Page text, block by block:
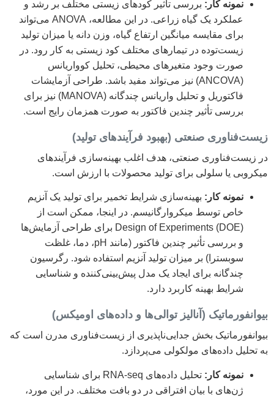
نمونه کار: بررسی تأثیر کودهای زیستی مختلف بر رشد و
عملکرد یک گیاه زراعی. در این مطالعه، ANOVA می‌تواند
برای مقایسه میانگین ارتفاع گیاه، وزن دانه یا میزان تولید
زیست‌توده در تیمارهای مختلف کود زیستی به کار رود. در
صورت وجود متغیرهای محیطی، تحلیل کوواریانس
(ANCOVA) نیز می‌تواند مفید باشد. طراحی آزمایشات
فاکتوریل و تحلیل واریانس چندگانه (MANOVA) نیز برای
بررسی تأثیر چندین فاکتور به صورت همزمان رایج است.
زیست‌فناوری صنعتی (بهبود فرآیندهای تولید)
در زیست‌فناوری صنعتی، هدف اغلب بهینه‌سازی فرآیندهای
میکروبی یا سلولی برای تولید محصولات با ارزش است.
نمونه کار: بهینه‌سازی شرایط تخمیر برای تولید یک آنزیم
خاص توسط میکروارگانیسم. در اینجا، ممکن است از
Design of Experiments (DOE) برای طراحی آزمایش‌ها
و بررسی تأثیر چندین فاکتور (مانند pH، دما، غلظت
سوبسترا) بر میزان تولید آنزیم استفاده شود. رگرسیون
چندگانه برای ایجاد یک مدل پیش‌بینی‌کننده و شناسایی
شرایط بهینه کاربرد دارد.
بیوانفورماتیک (آنالیز توالی‌ها و داده‌های اومیکس)
بیوانفورماتیک بخش جدایی‌ناپذیری از زیست‌فناوری مدرن است که
به تحلیل داده‌های مولکولی می‌پردازد.
نمونه کار:
تحلیل داده‌های RNA-seq برای شناسایی
ژن‌های با بیان افتراقی در دو بافت مختلف. در این مورد،